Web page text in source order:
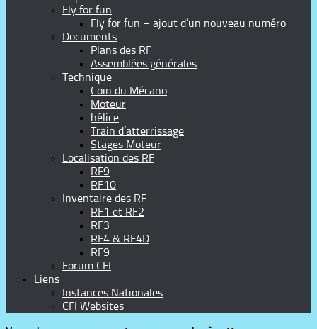
Fly for fun
Fly for fun – ajout d’un nouveau numéro
Documents
Plans des RF
Assemblées générales
Technique
Coin du Mécano
Moteur
hélice
Train d’atterrissage
Stages Moteur
Localisation des RF
RF9
RF10
Inventaire des RF
RF1 et RF2
RF3
RF4 & RF4D
RF9
Forum CFI
Liens
Instances Nationales
CFI Websites